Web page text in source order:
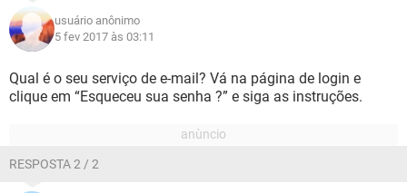
usuário anônimo
5 fev 2017 às 03:11
Qual é o seu serviço de e-mail? Vá na página de login e
clique em “Esqueceu sua senha ?” e siga as instruções.
RESPOSTA 2 / 2